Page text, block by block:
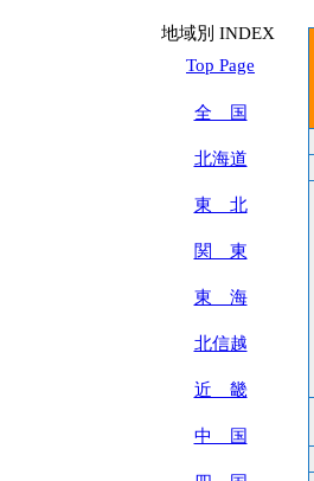
地域別 INDEX
Top Page
全 国
北海道
東 北
関 東
東 海
北信越
近 畿
中 国